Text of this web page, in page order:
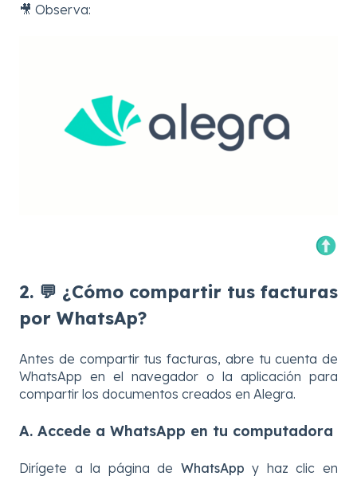
🎥 Observa:
2. 💬 ¿Cómo compartir tus facturas
por WhatsAp?
Antes de compartir tus facturas, abre tu cuenta de
WhatsApp en el navegador o la aplicación para
compartir los documentos creados en Alegra.
A. Accede a WhatsApp en tu computadora
Dirígete a la página de WhatsApp y haz clic en